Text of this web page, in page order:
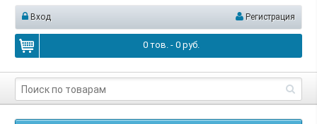
Вход Регистрация
0тов. - 0руб.